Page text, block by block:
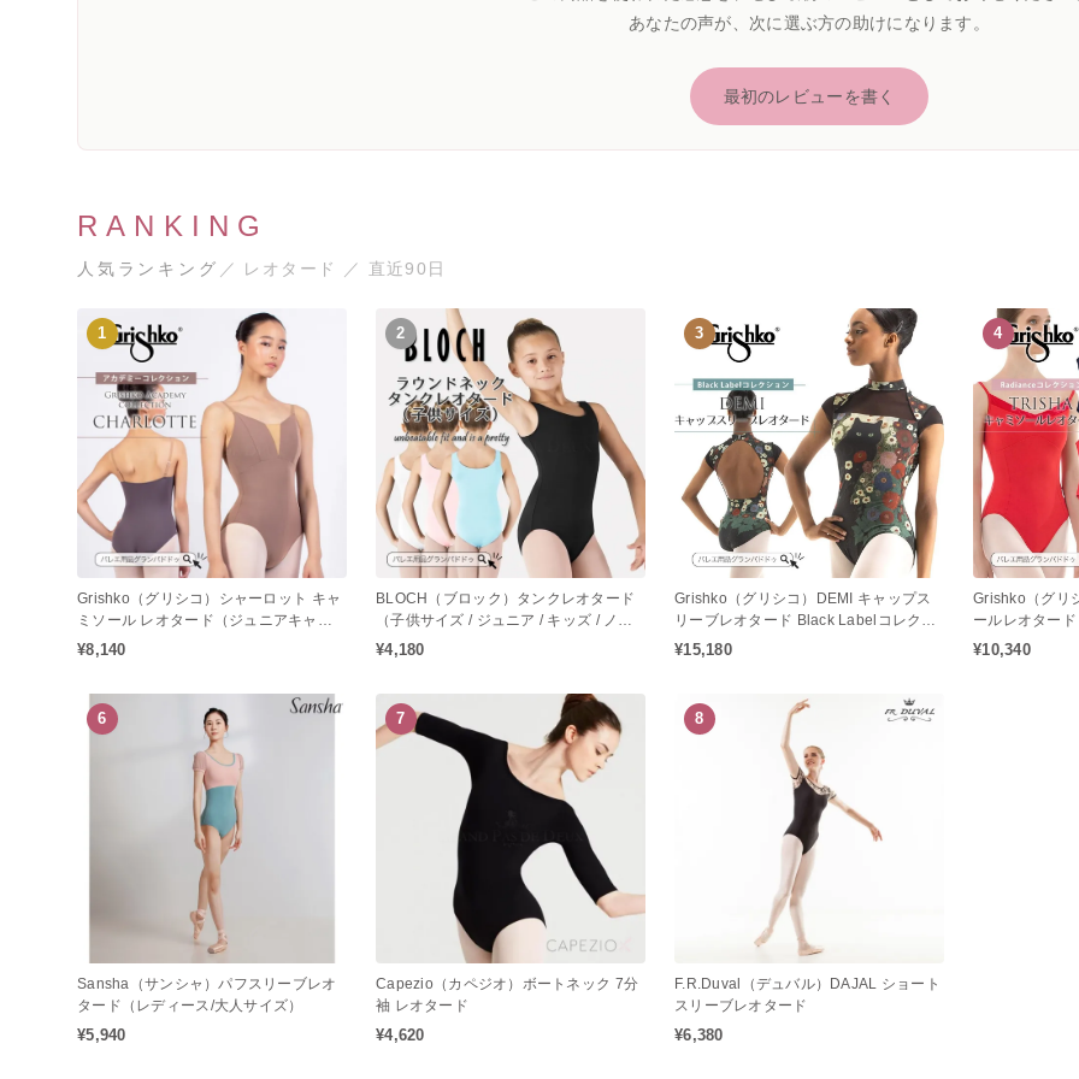
あなたの声が、次に選ぶ方の助けになります。
最初のレビューを書く
RANKING
人気ランキング ／ レオタード ／ 直近90日
1
Grishko（グリシコ）シャーロット キャ
ミソール レオタード（ジュニアキャミ
ソール / 大人キャミソールレオタード /
バレエレオタード）
¥8,140
2
BLOCH（ブロック）タンクレオタード
（子供サイズ / ジュニア / キッズ / ノー
スリーブレオタード / バレエレオター
ド）
¥4,180
3
Grishko（グリシコ）DEMI キャップス
リーブレオタード Black Labelコレクシ
ョン
¥15,180
4
Grishko（グリ
ールレオター
¥10,340
6
Sansha（サンシャ）パフスリーブレオ
タード（レディース/大人サイズ）
¥5,940
7
Capezio（カペジオ）ボートネック 7分
袖 レオタード
¥4,620
8
F.R.Duval（デュバル）DAJAL ショート
スリーブレオタード
¥6,380